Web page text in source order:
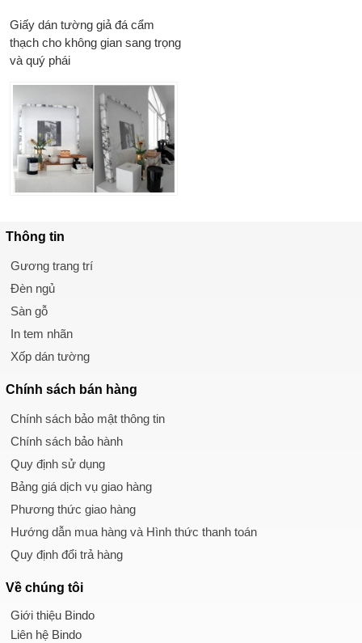
Giấy dán tường giả đá cẩm
thạch cho không gian sang trọng
và quý phái
Thông tin
Gương trang trí
Đèn ngủ
Sàn gỗ
In tem nhãn
Xốp dán tường
Chính sách bán hàng
Chính sách bảo mật thông tin
Chính sách bảo hành
Quy định sử dụng
Bảng giá dịch vụ giao hàng
Phương thức giao hàng
Hướng dẫn mua hàng và Hình thức thanh toán
Quy định đổi trả hàng
Về chúng tôi
Giới thiệu Bindo
Liên hệ Bindo